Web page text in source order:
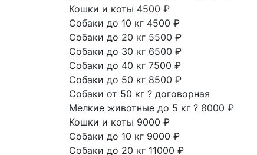
Кошки и коты 4500 ₽
Собаки до 10 кг 4500 ₽
Собаки до 20 кг 5500 ₽
Собаки до 30 кг 6500 ₽
Собаки до 40 кг 7500 ₽
Собаки до 50 кг 8500 ₽
Собаки от 50 кг ? договорная
Мелкие животные до 5 кг ? 8000 ₽
Кошки и коты 9000 ₽
Собаки до 10 кг 9000 ₽
Собаки до 20 кг 11000 ₽